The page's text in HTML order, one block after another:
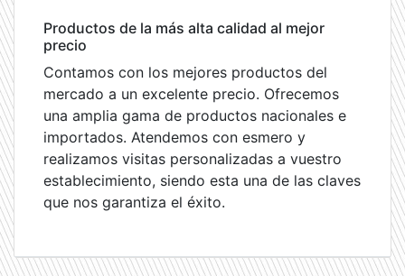
Productos de la más alta calidad al mejor
precio
Contamos con los mejores productos del
mercado a un excelente precio. Ofrecemos
una amplia gama de productos nacionales e
importados. Atendemos con esmero y
realizamos visitas personalizadas a vuestro
establecimiento, siendo esta una de las claves
que nos garantiza el éxito.